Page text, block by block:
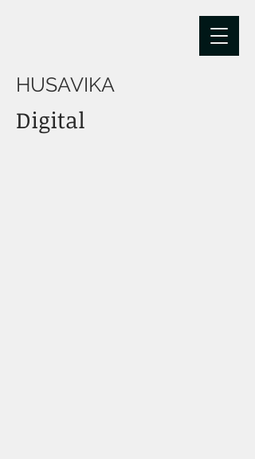
HUSAVIKA
Digital